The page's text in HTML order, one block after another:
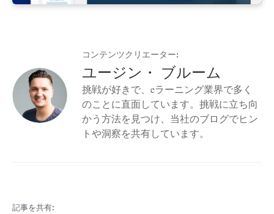
コンテンツクリエーター:
ユージン・ ブルーム
挑戦が好きで、eラーニング業界で多く
のことに直面しています。挑戦に立ち向
かう方法を見つけ、当社のブログでヒン
トや洞察を共有しています。
記事を共有: